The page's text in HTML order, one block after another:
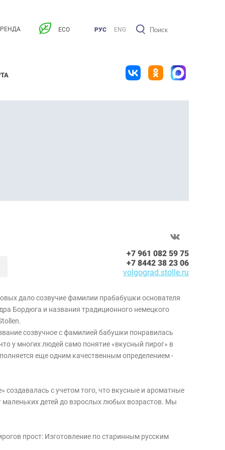
ECO РУС ENG
+7 961 082 59 75
+7 8442 38 23 06
volgograd.stolle.ru
дало созвучие фамилии прабабушки основателя
Бордюга и названия традиционного немецкого
созвучное с фамилией бабушки понравилась
у многих людей само понятие «вкусный пирог» в
еще одним качественным определением -
создавалась с учетом того, что вкусные и ароматные
маленьких детей до взрослых любых возрастов. Мы
прост: Изготовление по старинным русским